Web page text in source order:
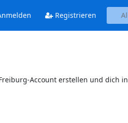
Registrieren
Account erstellen und dich